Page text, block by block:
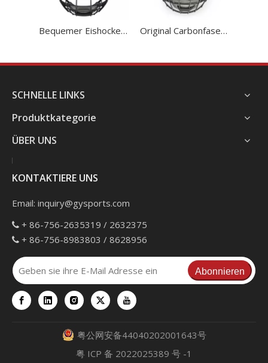
Bequemer Eishockeyhelm mit Visier Original Carbonfaser 3D Printdinered Liner Ice Hockey Helm Custom
SCHNELLE LINKS
Produktkategorie
ÜBER UNS
KONTAKTIERE UNS
Email: inquiry@gysports.com
 + 86-756-2635319 / 2632375
 + 86-756-8983803 / 8628956
Abonnieren
粤公网安备44040202001643号
粤 ICP 备 2022025389 号 -1